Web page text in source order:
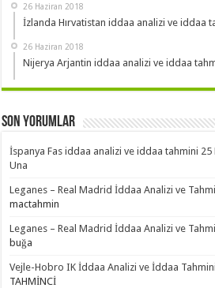
26 Haziran 2018
İzlanda Hırvatistan iddaa analizi ve iddaa
26 Haziran 2018
Nijerya Arjantin iddaa analizi ve iddaa
Son Yorumlar
İspanya Fas iddaa analizi ve iddaa tahmini 25
Una
Leganes – Real Madrid İddaa Analizi ve
mactahmin
Leganes – Real Madrid İddaa Analizi ve
buğa
Vejle-Hobro IK İddaa Analizi ve İddaa
TAHMİNCİ